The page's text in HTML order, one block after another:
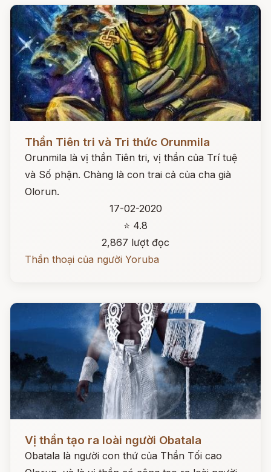
Đọc ngay
Thần Tiên tri và Tri thức Orunmila
Orunmila là vị thần Tiên tri, vị thần của Trí tuệ
và Số phận. Chàng là con trai cả của cha già
Olorun.
17-02-2020
⭐ 4.8
2,867 lượt đọc
Thần thoại của người Yoruba
Đọc ngay
Vị thần tạo ra loài người Obatala
Obatala là người con thứ của Thần Tối cao